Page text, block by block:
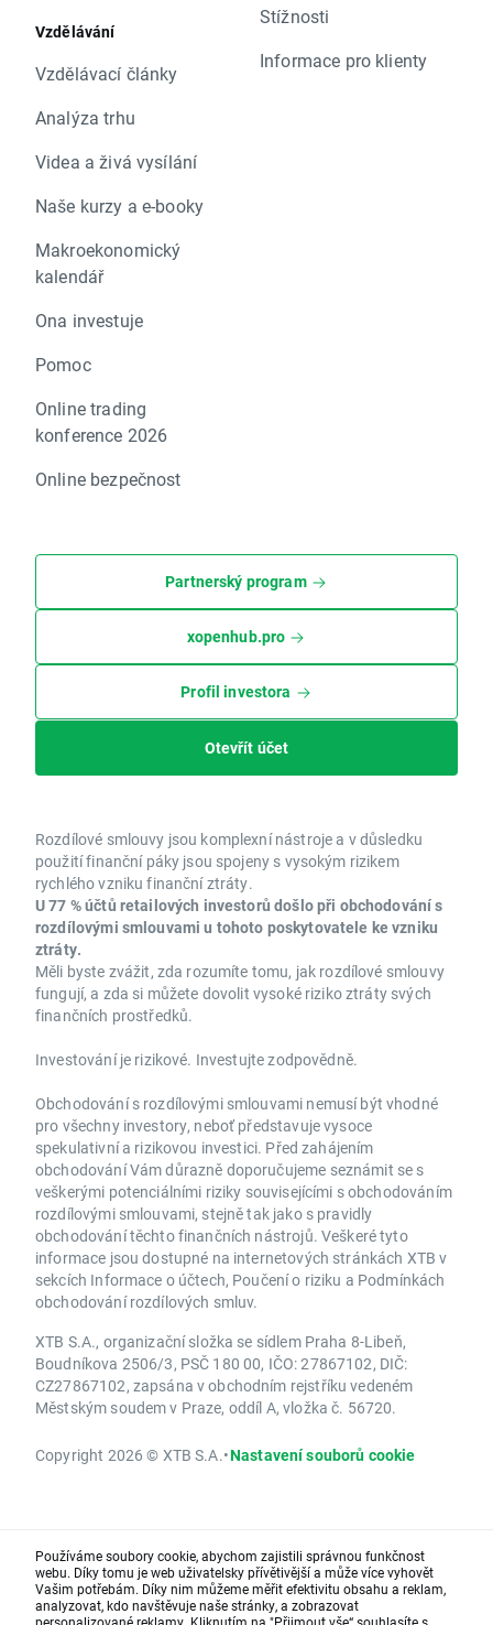
Vzdělávání
Vzdělávací články
Analýza trhu
Videa a živá vysílání
Naše kurzy a e-booky
Makroekonomický
kalendář
Ona investuje
Pomoc
Online trading
konference 2026
Online bezpečnost
Stížnosti
Informace pro klienty
Partnerský program
xopenhub.pro
Profil investora
Otevřít účet
Rozdílové smlouvy jsou komplexní nástroje a v důsledku
použití finanční páky jsou spojeny s vysokým rizikem
rychlého vzniku finanční ztráty.
U 77 % účtů retailových investorů došlo při obchodování s
rozdílovými smlouvami u tohoto poskytovatele ke vzniku
ztráty.
Měli byste zvážit, zda rozumíte tomu, jak rozdílové smlouvy
fungují, a zda si můžete dovolit vysoké riziko ztráty svých
finančních prostředků.
Investování je rizikové. Investujte zodpovědně.
Obchodování s rozdílovými smlouvami nemusí být vhodné
pro všechny investory, neboť představuje vysoce
spekulativní a rizikovou investici. Před zahájením
obchodování Vám důrazně doporučujeme seznámit se s
veškerými potenciálními riziky souvisejícími s obchodováním
rozdílovými smlouvami, stejně tak jako s pravidly
obchodování těchto finančních nástrojů. Veškeré tyto
informace jsou dostupné na internetových stránkách XTB v
sekcích Informace o účtech, Poučení o riziku a Podmínkách
obchodování rozdílových smluv.
XTB S.A., organizační složka se sídlem Praha 8-Libeň,
Boudníkova 2506/3, PSČ 180 00, IČO: 27867102, DIČ:
CZ27867102, zapsána v obchodním rejstříku vedeném
Městským soudem v Praze, oddíl A, vložka č. 56720.
Copyright 2026 © XTB S.A.•Nastavení souborů cookie
Používáme soubory cookie, abychom zajistili správnou funkčnost
webu. Díky tomu je web uživatelsky přívětivější a může více vyhovět
Vašim potřebám. Díky nim můžeme měřit efektivitu obsahu a reklam,
analyzovat, kdo navštěvuje naše stránky, a zobrazovat